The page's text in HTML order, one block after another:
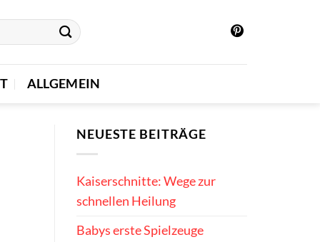
ALLGEMEIN
NEUESTE BEITRÄGE
Kaiserschnitte: Wege zur
schnellen Heilung
Babys erste Spielzeuge